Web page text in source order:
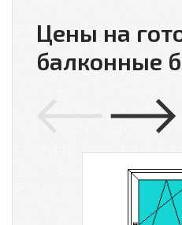
Цены на
балконные